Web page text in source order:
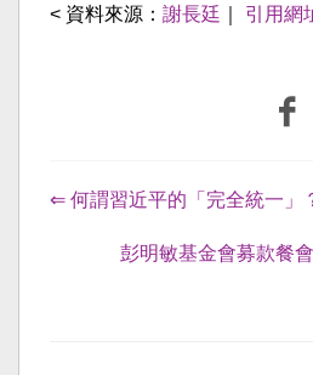
< 資料來源： 謝長廷 引用網
⇐ 何謂習近平的「完全統一」
彭明敏基金會募款餐